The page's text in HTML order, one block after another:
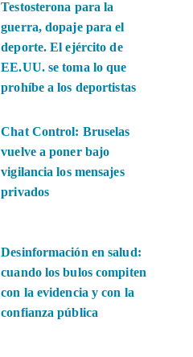
Testosterona para la
guerra, dopaje para el
deporte. El ejército de
EE.UU. se toma lo que
prohíbe a los deportistas
Chat Control: Bruselas
vuelve a poner bajo
vigilancia los mensajes
privados
Desinformación en salud:
cuando los bulos compiten
con la evidencia y con la
confianza pública